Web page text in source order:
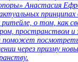
Анастасия
принципах
о том, как
пространством и
поможет
через призму